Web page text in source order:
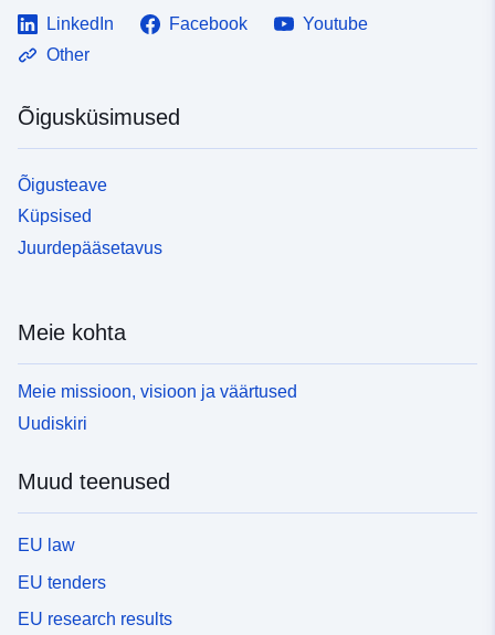
LinkedIn Facebook
Youtube
Other
Õigusküsimused
Õigusteave
Küpsised
Juurdepääsetavus
Meie kohta
Meie missioon, visioon ja väärtused
Uudiskiri
Muud teenused
EU law
EU tenders
EU research results